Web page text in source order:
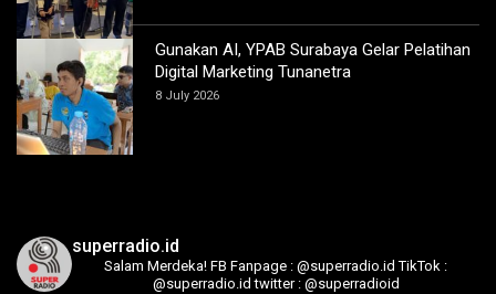
Gunakan AI, YPAB Surabaya Gelar Pelatihan
Digital Marketing Tunanetra
8 July 2026
superradio.id
Salam Merdeka! FB Fanpage : @superradio.id TikTok :
@superradio.id twitter : @superradioid